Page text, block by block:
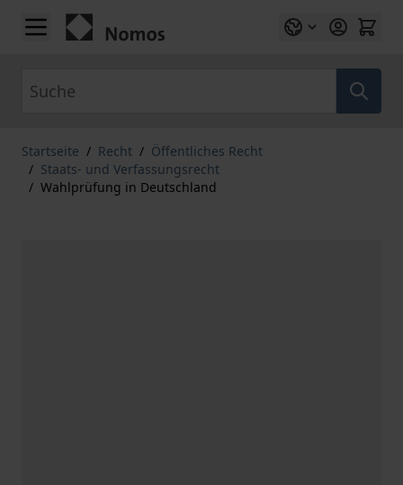
Zum Inhalt springen
Startseite / Recht / Öffentliches Recht
/ Staats- und Verfassungsrecht
/ Wahlprüfung in Deutschland